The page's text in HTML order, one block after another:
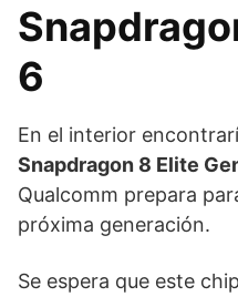
6
En el interior
Snapdragon 8 Elite
Qualcomm prepara
próxima generación.
Se espera que este